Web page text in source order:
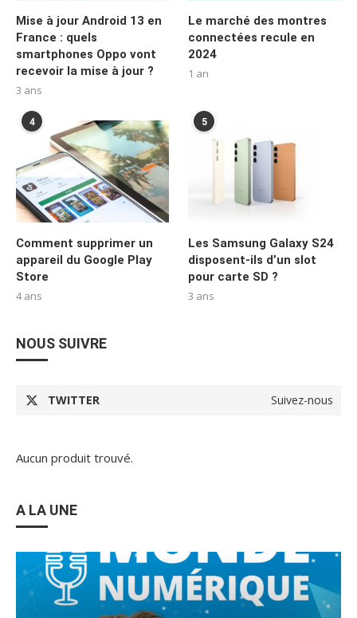
Mise à jour Android 13 en
France : quels
smartphones Oppo vont
recevoir la mise à jour ?
3 ans
Le marché des montres
connectées recule en
2024
1 an
4
Comment supprimer un
appareil du Google Play
Store
4 ans
5
Les Samsung Galaxy S24
disposent-ils d’un slot
pour carte SD ?
3 ans
NOUS SUIVRE
TWITTER Suivez-nous
Aucun produit trouvé.
A LA UNE